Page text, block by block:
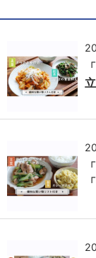
立